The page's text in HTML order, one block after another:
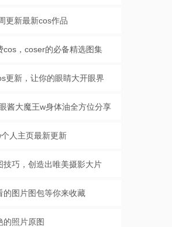
更新最新cos作品
cos，coser的必备精选图集
更新，让你的眼睛大开眼界
酱大魔王w身体油全方位分享
人主页最新更新
技巧，创造出唯美摄影大片
的图片图包等你来收藏
的照片原图